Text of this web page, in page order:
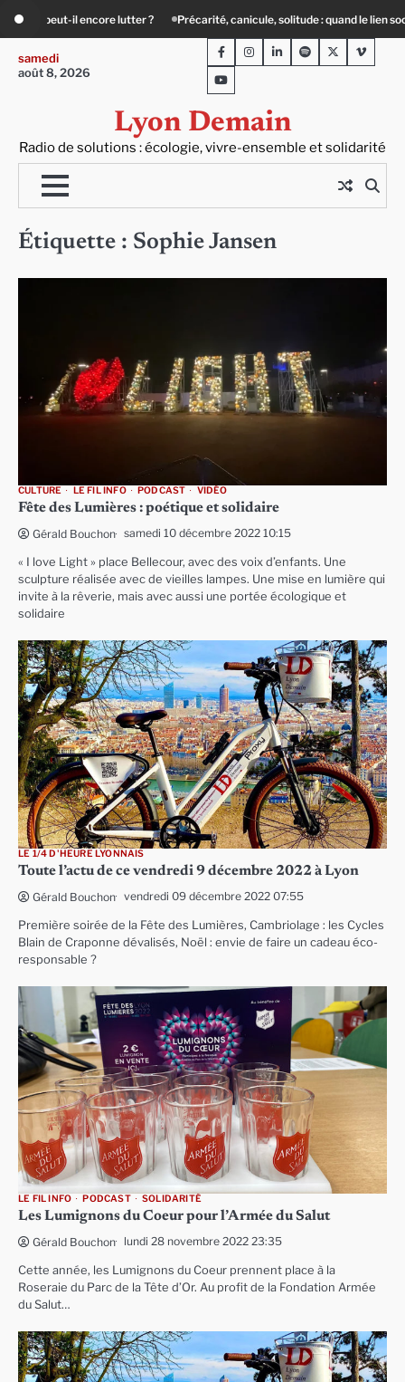
content
Précarité, canicule, solitude : quand le lien social devient essentiel « Ça
samedi
août 8, 2026
Lyon Demain
Radio de solutions : écologie, vivre-ensemble et solidarité
FacebookInstagram
LinkedInSpotifyTwitterViméo
Youtube
Étiquette : Sophie Jansen
CULTURE LE FIL INFO PODCAST VIDÉO
Fête des Lumières : poétique et solidaire
Gérald Bouchon samedi 10 décembre 2022 10:15
« I love Light » place Bellecour, avec des voix d’enfants. Une
sculpture réalisée avec de vieilles lampes. Une mise en lumière qui
invite à la rêverie, mais avec aussi une portée écologique et
solidaire
LE 1/4 D'HEURE LYONNAIS
Toute l’actu de ce vendredi 9 décembre 2022 à Lyon
Gérald Bouchon vendredi 09 décembre 2022 07:55
Première soirée de la Fête des Lumières, Cambriolage : les Cycles
Blain de Craponne dévalisés, Noël : envie de faire un cadeau éco-
responsable ?
LE FIL INFO PODCAST SOLIDARITÉ
Les Lumignons du Coeur pour l’Armée du Salut
Gérald Bouchon lundi 28 novembre 2022 23:35
Cette année, les Lumignons du Coeur prennent place à la
Roseraie du Parc de la Tête d’Or. Au profit de la Fondation Armée
du Salut…